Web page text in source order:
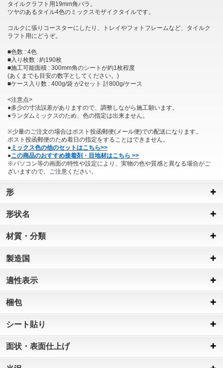
タイルクラフト用19mm角バラ。
ツヤのあるタイル4色のミックスモザイクタイルです。
コルクに張りコースターにしたり、トレイやフォトフレームなど、タイルク
ラフト用にどうぞ。
■色数 : 4色
■入り枚数 : 約190枚
■施工可能面積 : 300mm角のシートが約1枚程度
(あくまでも目安の数字としてください。)
■ケース入り数 : 400g/袋 が2セット 計800g/ケース
<注意点>
●多少の寸法誤差がありますので、調整しながら施工願います。
●ランダムミックスのため、色の指定は出来ません。
※少量のご注文の場合はポスト投函郵便(メール便)での配送になります。
ポスト投函郵便のため着日の指定をすることはできません。
● ミックス色の他のセットはこちら>>
●この商品のおすすめ接着剤・目地材はこちら >>
※パソコン等の画面の特性や設定により、実物の色や質感と異なる場合がご
ざいますので、ご注意ください。
形
形状名
材質・分類
製造国
適性表示
梱包
シート貼り
面状・表面仕上げ